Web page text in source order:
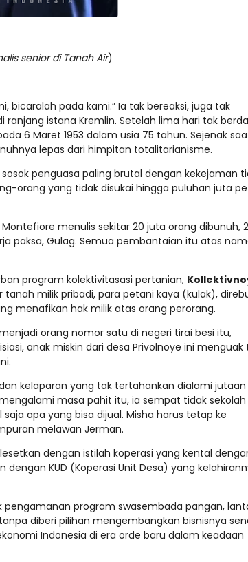
senior di Tanah Air)
bicaralah pada kami.” Ia tak bereaksi, juga tak
istana Kremlin. Setelah lima hari tak
6 Maret 1953 dalam usia 75 tahun. Sejenak
lepas dari himpitan totalitarianisme.
penguasa paling brutal dengan kekejaman
orang yang tidak disukai hingga puluhan juta
menulis sekitar 20 juta orang dibunuh,
paksa, Gulag. Semua pembantaian itu atas
program kolektivitasasi pertanian,
tanah milik pribadi, para petani kaya (kulak),
menafikan hak milik atas orang perorang.
orang nomor satu di negeri tirai besi itu,
anak miskin dari desa Privolnoye ini menguak
kelaparan yang tak tertahankan dialami jutaan
masa pahit itu, ia sempat tidak sekolah
apa yang bisa dijual. Misha harus tetap ke
melawan Jerman.
dengan istilah koperasi yang kental
KUD (Koperasi Unit Desa) yang
program swasembada pangan,
diberi pilihan mengembangkan bisnisnya
Indonesia di era orde baru dalam keadaan